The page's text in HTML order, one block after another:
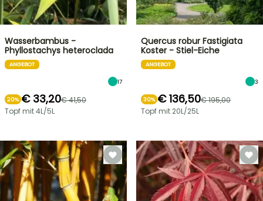
Wasserbambus -
Phyllostachys heteroclada
ANGEBOT
17
20% € 33,20€ 41,50
Topf mit 4L/5L
Quercus robur Fastigiata
Koster - Stiel-Eiche
ANGEBOT
3
30% € 136,50€ 195,00
Topf mit 20L/25L